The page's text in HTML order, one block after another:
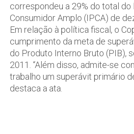
correspondeu a 29% do total
Consumidor Amplo (IPCA) de
Em relação à política fiscal, o
cumprimento da meta de
do Produto Interno Bruto (PIB),
2011. “Além disso, admite-se
trabalho um superávit primário
destaca a ata.